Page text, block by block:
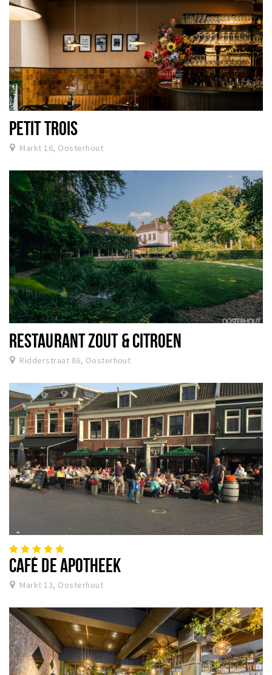
PETIT TROIS
Markt 16, Oosterhout
RESTAURANT ZOUT & CITROEN
Ridderstraat 86, Oosterhout
CAFÉ DE APOTHEEK
Markt 13, Oosterhout